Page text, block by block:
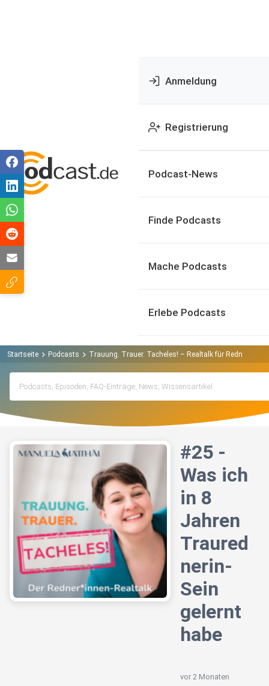
Anmeldung
Registrierung
Podcast-News
Finde Podcasts
Mache Podcasts
Erlebe Podcasts
Startseite Podcasts Trauung. Trauer. Tacheles! – Realtalk für
#25 -
Was ich
in 8
Jahren
Traured
nerin-
Sein
gelernt
habe
vor 2 Monaten